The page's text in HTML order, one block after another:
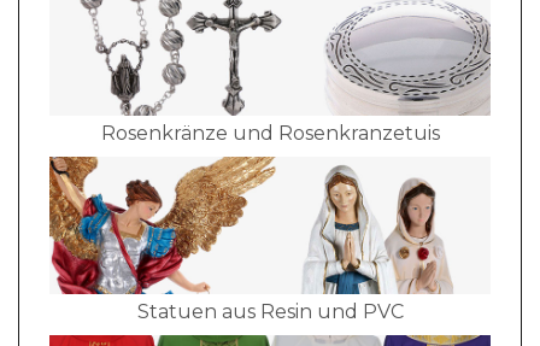
Rosenkränze und Rosenkranzetuis
Statuen aus Resin und PVC